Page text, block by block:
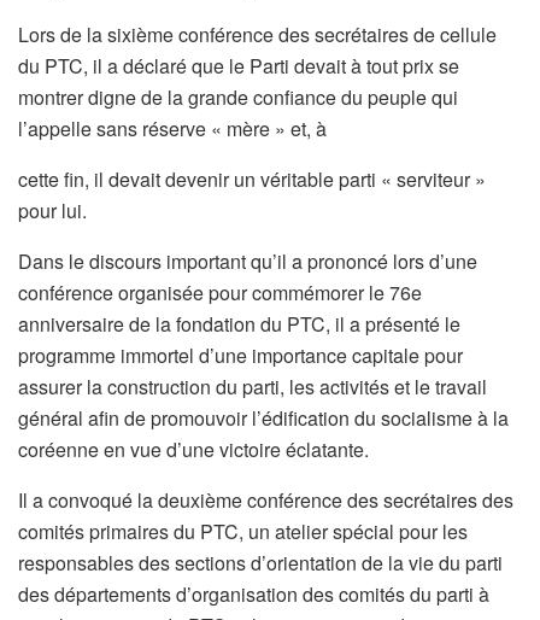
Lors de la sixième conférence des secrétaires de cellule
du PTC, il a déclaré que le Parti devait à tout prix se
montrer digne de la grande confiance du peuple qui
l’appelle sans réserve « mère » et, à
cette fin, il devait devenir un véritable parti « serviteur »
pour lui.
Dans le discours important qu’il a prononcé lors d’une
conférence organisée pour commémorer le 76e
anniversaire de la fondation du PTC, il a présenté le
programme immortel d’une importance capitale pour
assurer la construction du parti, les activités et le travail
général afin de promouvoir l’édification du socialisme à la
coréenne en vue d’une victoire éclatante.
Il a convoqué la deuxième conférence des secrétaires des
comités primaires du PTC, un atelier spécial pour les
responsables des sections d’orientation de la vie du parti
des départements d’organisation des comités du parti à